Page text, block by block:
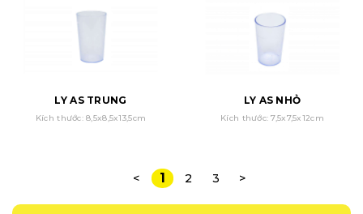
LY AS TRUNG
Kích thước: 8,5x8,5x13,5cm
LY AS NHỎ
Kích thước: 7,5x7,5x12cm
< 1 2 3 >